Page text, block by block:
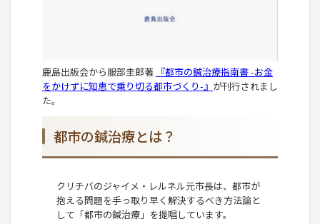
鹿島出版会から服部圭郎著 『都市の鍼治療指南書 -お金
をかけずに知恵で乗り切る都市づくり-』 が刊行されまし
た。
都市の鍼治療とは？
クリチバのジャイメ・レルネル元市長は、都市が
抱える問題を手っ取り早く解決するべき方法論と
して「都市の鍼治療」を提唱しています。